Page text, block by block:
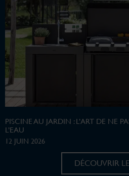
PISCINE AU JARDIN : L’ART DE NE
L’EAU
12 JUIN 2026
DÉCOUVRIR